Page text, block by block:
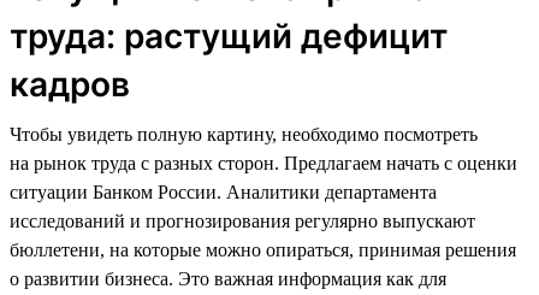
труда: растущий дефицит
кадров
Чтобы увидеть полную картину, необходимо посмотреть
на рынок труда с разных сторон. Предлагаем начать с оценки
ситуации Банком России. Аналитики департамента
исследований и прогнозирования регулярно выпускают
бюллетени, на которые можно опираться, принимая решения
о развитии бизнеса. Это важная информация как для